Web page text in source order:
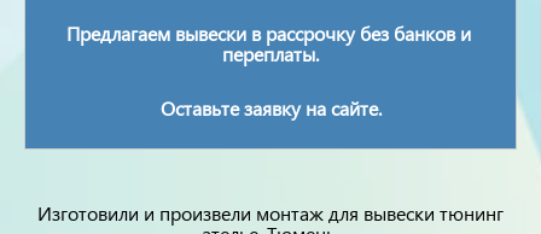
Предлагаем вывески в рассрочку без банков и
переплаты.
Оставьте заявку на сайте.
Изготовили и произвели монтаж для вывески тюнинг